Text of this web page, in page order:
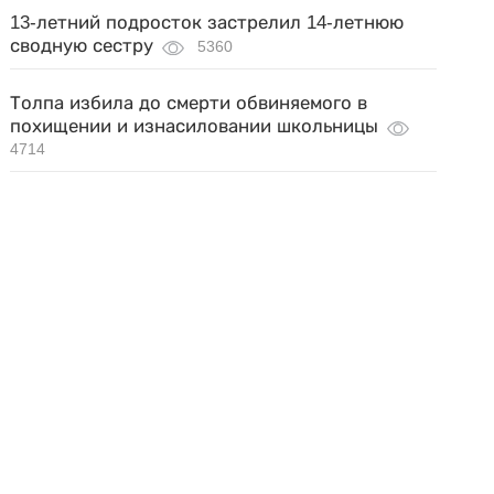
13-летний подросток застрелил 14-летнюю
сводную сестру
5360
Толпа избила до смерти обвиняемого в
похищении и изнасиловании школьницы
4714